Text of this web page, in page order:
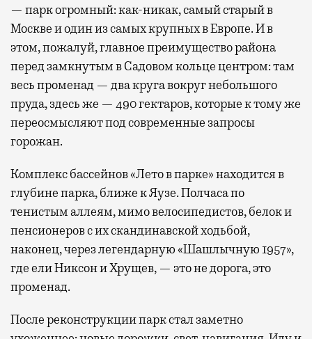
— парк огромный: как-никак, самый старый в
Москве и один из самых крупных в Европе. И в
этом, пожалуй, главное преимущество района
перед замкнутым в Садовом кольце центром: там
весь променад — два круга вокруг небольшого
пруда, здесь же — 490 гектаров, которые к тому же
переосмысляют под современные запросы
горожан.
Комплекс бассейнов «Лето в парке» находится в
глубине парка, ближе к Яузе. Полчаса по
тенистым аллеям, мимо велосипедистов, белок и
пенсионеров с их скандинавской ходьбой,
наконец, через легендарную «Шашлычную 1957»,
где ели Никсон и Хрущев, — это не дорога, это
променад.
После реконструкции парк стал заметно